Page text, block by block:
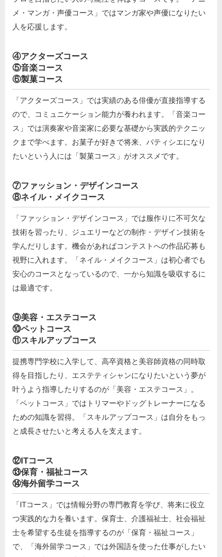
メ・マンガ・声優コース」ではマンガ家や声優になりたい
人を応援します。
④アクターズコース
⑤音楽コース
⑥製菓コース
「アクターズコース」では実績のある俳優が直接指導する
ので、コミュニケーション能力が養われます。「音楽コー
ス」では演奏家や音楽家に必要な基礎から実践的テクニッ
クまで学べます。お菓子が好きで将来、パティシエになり
たいという人には「製菓コース」がオススメです。
⑦ファッション・デザインコース
⑧ネイル・メイクコース
「ファッション・デザインコース」では服作りに不可欠な
技術を習ったり、ジュエリーなどの制作・デザイン技術を
学んだりします。機会があればコンテストへの作品応募も
視野に入れます。「ネイル・メイクコース」は初心者でも
安心のコースとなっているので、一から知識を吸収するに
は最適です。
⑨美容・エステコース
⑩ペットコース
⑪スキルアップコース
提携専門学校に入学して、高卒資格と美容師資格の同時取
得を目指したり、エステティシャンになりたいという夢が
叶うよう指導したりするのが「美容・エステコース」。
「ペットコース」ではトリマーやドッグトレーナーになる
ための知識を習得。「スキルアップコース」は自分をもっ
と成長させたいと考える人を支えます。
⑫ITコース
⑬保育・福祉コース
⑭海外留学コース
「ITコース」では情報分野の専門教育を学び、将来に役立
つ実践的な力を養います。保育士、介護福祉士、社会福祉
士を希望する生徒を指導するのが「保育・福祉コース」
で、「海外留学コース」では外国語を使った仕事がしたい